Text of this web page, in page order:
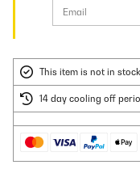
This item is not in
14 day cooling off